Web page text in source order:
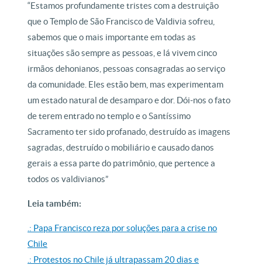
“Estamos profundamente tristes com a destruição
que o Templo de São Francisco de Valdivia sofreu,
sabemos que o mais importante em todas as
situações são sempre as pessoas, e lá vivem cinco
irmãos dehonianos, pessoas consagradas ao serviço
da comunidade. Eles estão bem, mas experimentam
um estado natural de desamparo e dor. Dói-nos o fato
de terem entrado no templo e o Santíssimo
Sacramento ter sido profanado, destruído as imagens
sagradas, destruído o mobiliário e causado danos
gerais a essa parte do patrimônio, que pertence a
todos os valdivianos”
Leia também:
.: Papa Francisco reza por soluções para a crise no
Chile
.: Protestos no Chile já ultrapassam 20 dias e